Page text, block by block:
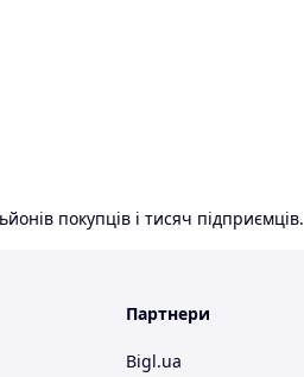
покупців і тисяч підприємців.
Партнери
Bigl.ua